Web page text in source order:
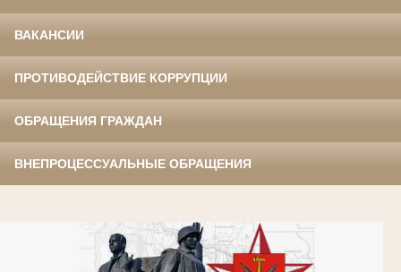
ВАКАНСИИ
ПРОТИВОДЕЙСТВИЕ КОРРУПЦИИ
ОБРАЩЕНИЯ ГРАЖДАН
ВНЕПРОЦЕССУАЛЬНЫЕ ОБРАЩЕНИЯ